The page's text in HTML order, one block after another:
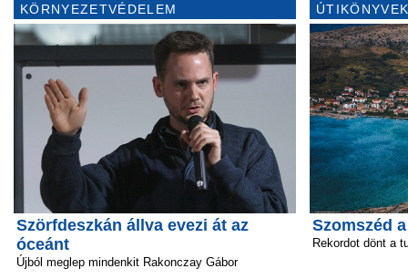
KÖRNYEZETVÉDELEM
Szörfdeszkán állva evezi át az
óceánt
Újból meglep mindenkit Rakonczay Gábor
Szomszéd
Rekordot dönt a